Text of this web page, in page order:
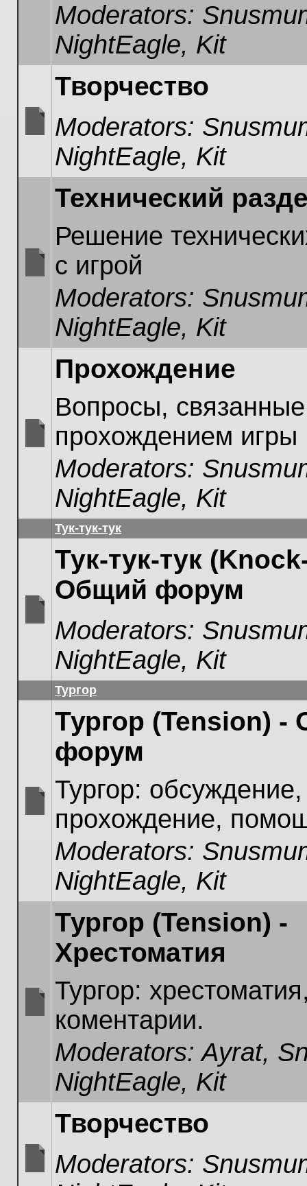
Moderators:
NightEagle, Kit
unread
Творчество
Moderators:
NightEagle, Kit
unread
Технический
Решение
с игрой
Moderators:
NightEagle, Kit
unread
Прохождение
Вопросы,
прохождением игры
Moderators:
NightEagle, Kit
Тук-тук-тук
unread
Тук-тук-тук
Общий форум
Moderators:
NightEagle, Kit
Тургор
Тургор (Tension) -
форум
Тургор: обсуждение,
прохождение,
Moderators:
NightEagle, Kit
Тургор (Tension) -
Хрестоматия
Тургор:
коментарии.
Moderators:Ayrat,
NightEagle, Kit
Творчество
Moderators: